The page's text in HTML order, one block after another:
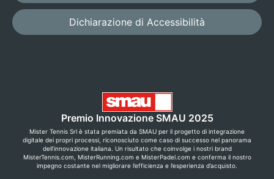
Dichiarazione di Accessibilità
Premio Innovazione SMAU 2025
Mister Tennis Srl è stata premiata da SMAU per il progetto di integrazione
digitale dei propri processi, riconosciuto come caso di successo nel panorama
dell’innovazione italiana. Un risultato che coinvolge i nostri brand
MisterTennis.com, MisterRunning.com e MisterPadel.com e conferma il nostro
impegno costante nel migliorare l’efficienza e l’esperienza d’acquisto.